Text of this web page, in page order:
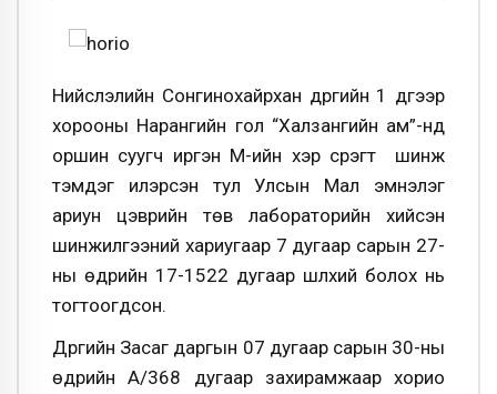
Нийслэлийн Сонгинохайрхан дүүргийн 1 дүгээр
хорооны Нарангийн гол “Халзангийн ам”-нд
оршин суугч иргэн М-ийн үхэр сүрэгт шинж
тэмдэг илэрсэн тул Улсын Мал эмнэлэг
ариун цэврийн төв лабораторийн хийсэн
шинжилгээний хариугаар 7 дугаар сарын 27-
ны өдрийн 17-1522 дугаар шүлхий болох нь
тогтоогдсон.
Дүүргийн Засаг даргын 07 дугаар сарын 30-ны
өдрийн А/368 дугаар захирамжаар хорио